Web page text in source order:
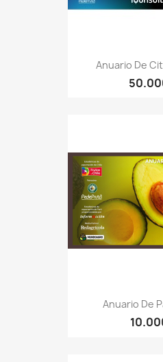
Anuario De
Anuario De